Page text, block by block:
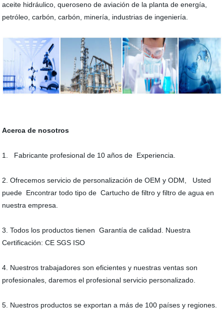
aceite hidráulico, queroseno de aviación de la planta de energía,
petróleo, carbón, carbón, minería, industrias de ingeniería.
Acerca de nosotros
1. Fabricante profesional de 10 años de Experiencia.
2. Ofrecemos servicio de personalización de OEM y ODM, Usted
puede Encontrar todo tipo de Cartucho de filtro y filtro de agua en
nuestra empresa.
3. Todos los productos tienen Garantía de calidad. Nuestra
Certificación: CE SGS ISO
4. Nuestros trabajadores son eficientes y nuestras ventas son
profesionales, daremos el profesional servicio personalizado.
5. Nuestros productos se exportan a más de 100 países y regiones.